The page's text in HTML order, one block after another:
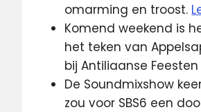
omarming en troost.
Komend weekend is
het teken van
bij Antiliaanse
De Soundmixshow
zou voor SBS6 een